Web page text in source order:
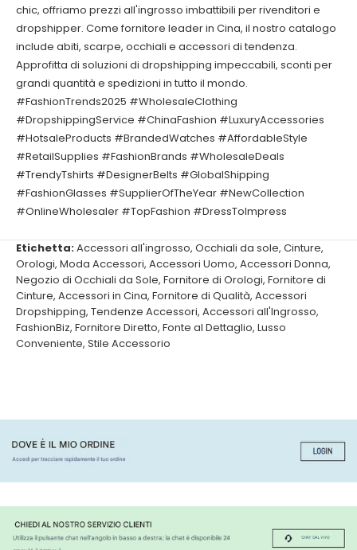
chic, offriamo prezzi all'ingrosso imbattibili per rivenditori e
dropshipper. Come fornitore leader in Cina, il nostro catalogo
include abiti, scarpe, occhiali e accessori di tendenza.
Approfitta di soluzioni di dropshipping impeccabili, sconti per
grandi quantità e spedizioni in tutto il mondo.
#FashionTrends2025 #WholesaleClothing
#DropshippingService #ChinaFashion #LuxuryAccessories
#HotsaleProducts #BrandedWatches #AffordableStyle
#RetailSupplies #FashionBrands #WholesaleDeals
#TrendyTshirts #DesignerBelts #GlobalShipping
#FashionGlasses #SupplierOfTheYear #NewCollection
#OnlineWholesaler #TopFashion #DressToImpress
Etichetta:Accessori all'ingrosso, Occhiali da sole, Cinture,
Orologi, Moda Accessori, Accessori Uomo, Accessori Donna,
Negozio di Occhiali da Sole, Fornitore di Orologi, Fornitore di
Cinture, Accessori in Cina, Fornitore di Qualità, Accessori
Dropshipping, Tendenze Accessori, Accessori all'Ingrosso,
FashionBiz, Fornitore Diretto, Fonte al Dettaglio, Lusso
Conveniente, Stile Accessorio